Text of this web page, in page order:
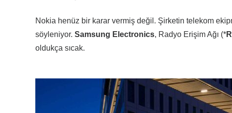
Nokia henüz bir karar vermiş değil. Şirketin telekom
söyleniyor. Samsung Electronics, Radyo Erişim Ağı (*
oldukça sıcak.